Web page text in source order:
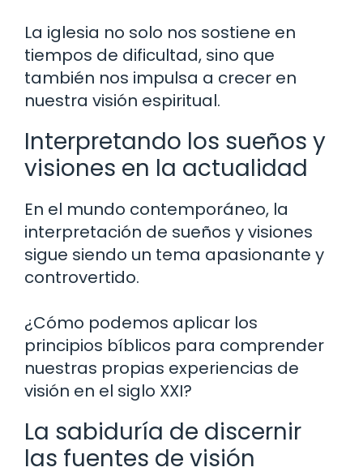
La iglesia no solo nos sostiene en
tiempos de dificultad, sino que
también nos impulsa a crecer en
nuestra visión espiritual.
Interpretando los sueños y
visiones en la actualidad
En el mundo contemporáneo, la
interpretación de sueños y visiones
sigue siendo un tema apasionante y
controvertido.
¿Cómo podemos aplicar los
principios bíblicos para comprender
nuestras propias experiencias de
visión en el siglo XXI?
La sabiduría de discernir
las fuentes de visión